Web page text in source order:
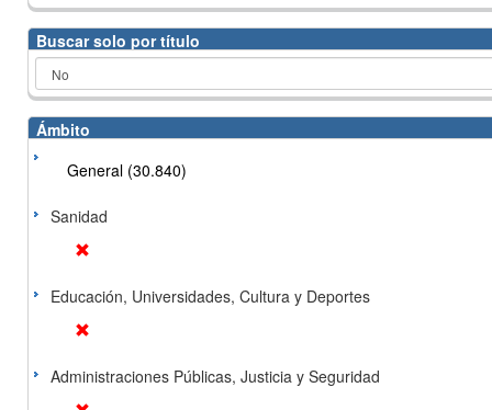
Buscar solo por título
Ámbito
General (30.840)
Sanidad
Educación, Universidades, Cultura y Deportes
Administraciones Públicas, Justicia y Seguridad